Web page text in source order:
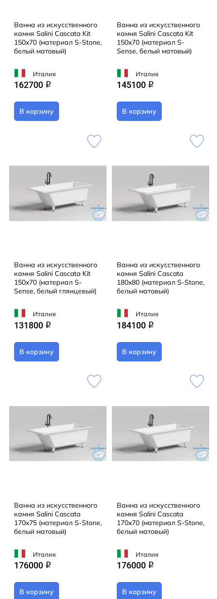
Ванна из искусственного
камня Salini Cascata Kit
150x70 (материал S-Stone,
белый матовый)
Италия
162700 q
В корзину
Ванна из искусственного
камня Salini Cascata Kit
150x70 (материал S-
Sense, белый матовый)
Италия
145100 q
В корзину
Ванна из искусственного
камня Salini Cascata Kit
150x70 (материал S-
Sense, белый глянцевый)
Италия
131800 q
В корзину
Ванна из искусственного
камня Salini Cascata
180x80 (материал S-Stone,
белый матовый)
Италия
184100 q
В корзину
Ванна из искусственного
камня Salini Cascata
170x75 (материал S-Stone,
белый матовый)
Италия
176000 q
В корзину
Ванна из искусственного
камня Salini Cascata
170x70 (материал S-Stone,
белый матовый)
Италия
176000 q
В корзину